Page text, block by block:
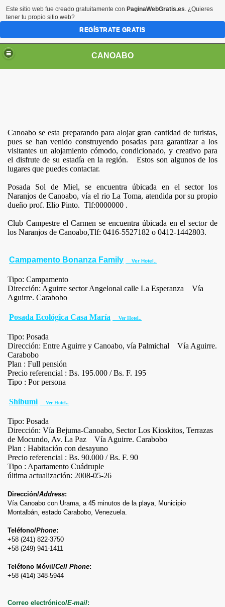
CANOABO
Canoabo se esta preparando para alojar gran cantidad de turistas,
pues se han venido construyendo posadas para garantizar a los
visitantes un alojamiento cómodo, condicionado, y creativo para
el disfrute de su estadía en la región. Estos son algunos de los
lugares que puedes contactar.
Posada Sol de Miel, se encuentra úbicada en el sector los
Naranjos de Canoabo, vía el rio La Toma, atendida por su propio
dueño prof. Elio Pinto. Tlf:0000000 .
Club Campestre el Carmen se encuentra úbicada en el sector de
los Naranjos de Canoabo,Tlf: 0416-5527182 o 0412-1442803.
Campamento Bonanza Family Ver Hotel..
Tipo: Campamento
Dirección: Aguirre sector Angelonal calle La Esperanza Vía
Aguirre. Carabobo
Posada Ecológica Casa María Ver Hotel..
Tipo: Posada
Dirección: Entre Aguirre y Canoabo, vía Palmichal Vía Aguirre.
Carabobo
Plan : Full pensión
Precio referencial : Bs. 195.000 / Bs. F. 195
Tipo : Por persona
Shibumi Ver Hotel..
Tipo: Posada
Dirección: Vía Bejuma-Canoabo, Sector Los Kioskitos, Terrazas
de Mocundo, Av. La Paz Vía Aguirre. Carabobo
Plan : Habitación con desayuno
Precio referencial : Bs. 90.000 / Bs. F. 90
Tipo : Apartamento Cuádruple
última actualización: 2008-05-26
Dirección/Address:
Vía Canoabo con Urama, a 45 minutos de la playa, Municipio
Montalbán, estado Carabobo, Venezuela.
Teléfono/Phone:
+58 (241) 822-3750
+58 (249) 941-1411
Teléfono Móvil/Cell Phone:
+58 (414) 348-5944
Correo electrónico/E-mail:
Este sitio web fue creado gratuitamente con PaginaWebGratis.es. ¿Quieres
tener tu propio sitio web?
REGÍSTRATE GRATIS